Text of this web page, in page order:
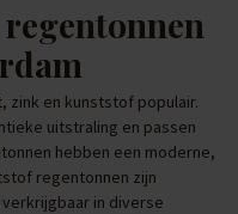
zink en kunststof populair.
uitstraling en passen
hebben een moderne,
regentonnen zijn
in diverse